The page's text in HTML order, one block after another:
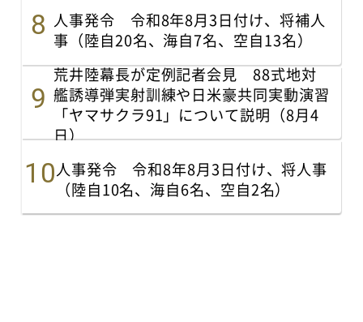
人事発令 令和8年8月3日付け、将補人
事（陸自20名、海自7名、空自13名）
荒井陸幕長が定例記者会見 88式地対
艦誘導弾実射訓練や日米豪共同実動演習
「ヤマサクラ91」について説明（8月4
日）
人事発令 令和8年8月3日付け、将人事
（陸自10名、海自6名、空自2名）